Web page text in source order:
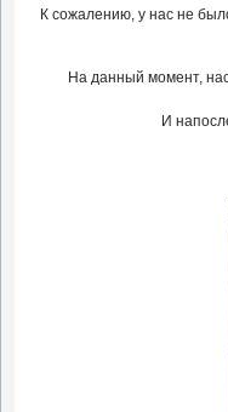
К сожалению, у нас не
На данный момент,
И